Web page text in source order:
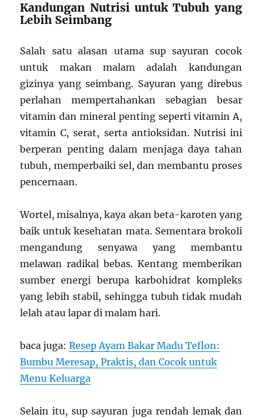
Kandungan Nutrisi untuk Tubuh yang
Lebih Seimbang
Salah satu alasan utama sup sayuran cocok
untuk makan malam adalah kandungan
gizinya yang seimbang. Sayuran yang direbus
perlahan mempertahankan sebagian besar
vitamin dan mineral penting seperti vitamin A,
vitamin C, serat, serta antioksidan. Nutrisi ini
berperan penting dalam menjaga daya tahan
tubuh, memperbaiki sel, dan membantu proses
pencernaan.
Wortel, misalnya, kaya akan beta-karoten yang
baik untuk kesehatan mata. Sementara brokoli
mengandung senyawa yang membantu
melawan radikal bebas. Kentang memberikan
sumber energi berupa karbohidrat kompleks
yang lebih stabil, sehingga tubuh tidak mudah
lelah atau lapar di malam hari.
baca juga:Resep Ayam Bakar Madu Teflon:
Bumbu Meresap, Praktis, dan Cocok untuk
Menu Keluarga
Selain itu, sup sayuran juga rendah lemak dan